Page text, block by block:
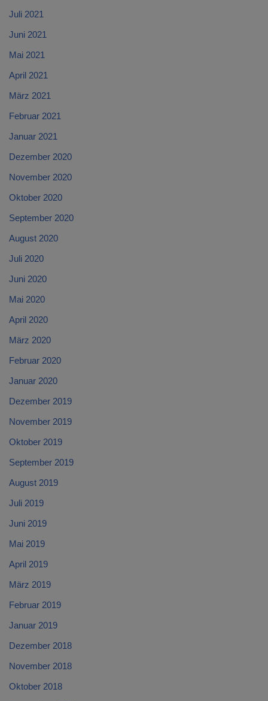
Juli 2021
Juni 2021
Mai 2021
April 2021
März 2021
Februar 2021
Januar 2021
Dezember 2020
November 2020
Oktober 2020
September 2020
August 2020
Juli 2020
Juni 2020
Mai 2020
April 2020
März 2020
Februar 2020
Januar 2020
Dezember 2019
November 2019
Oktober 2019
September 2019
August 2019
Juli 2019
Juni 2019
Mai 2019
April 2019
März 2019
Februar 2019
Januar 2019
Dezember 2018
November 2018
Oktober 2018